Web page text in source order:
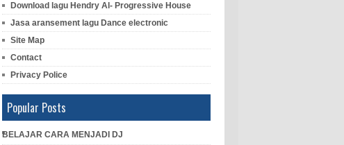
Download lagu Hendry Al- Progressive House
Jasa aransement lagu Dance electronic
Site Map
Contact
Privacy Police
Popular Posts
BELAJAR CARA MENJADI DJ